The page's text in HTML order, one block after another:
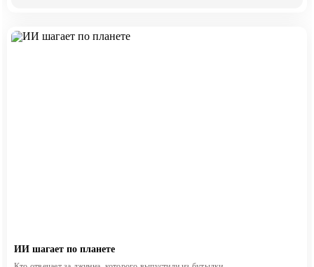
ИИ шагает по планете